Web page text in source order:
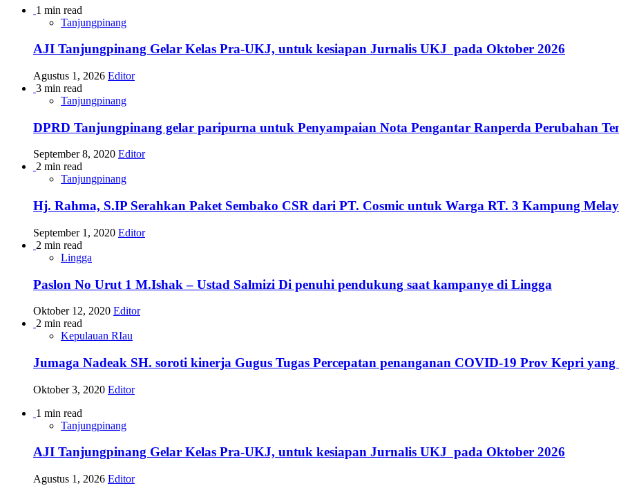
1 min read
Tanjungpinang
AJI Tanjungpinang Gelar Kelas Pra-UKJ, untuk kesiapan Jurnalis UKJ pada Oktober 2026
Agustus 1, 2026 Editor
3 min read
Tanjungpinang
DPRD Tanjungpinang gelar paripurna untuk Penyampaian Nota Pengantar Ranperda Perubahan
September 8, 2020 Editor
2 min read
Tanjungpinang
Hj. Rahma, S.IP Serahkan Paket Sembako CSR dari PT. Cosmic untuk Warga RT. 3 Kampung
September 1, 2020 Editor
2 min read
Lingga
Paslon No Urut 1 M.Ishak – Ustad Salmizi Di penuhi pendukung saat kampanye di Lingga
Oktober 12, 2020 Editor
2 min read
Kepulauan RIau
Jumaga Nadeak SH. soroti kinerja Gugus Tugas Percepatan penanganan COVID-19 Prov Kepri
Oktober 3, 2020 Editor
1 min read
Tanjungpinang
AJI Tanjungpinang Gelar Kelas Pra-UKJ, untuk kesiapan Jurnalis UKJ pada Oktober 2026
Agustus 1, 2026 Editor